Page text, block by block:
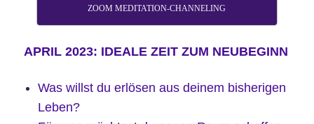
ZOOM MEDITATION-CHANNELING
APRIL 2023: IDEALE ZEIT ZUM NEUBEGINN
Was willst du erlösen aus deinem bisherigen
Leben?